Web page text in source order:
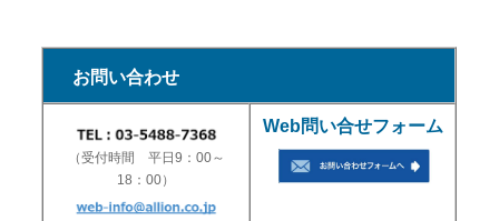
お問い合わせ
（受付時間 平日9：00～
18：00）
Web問い合せフォーム